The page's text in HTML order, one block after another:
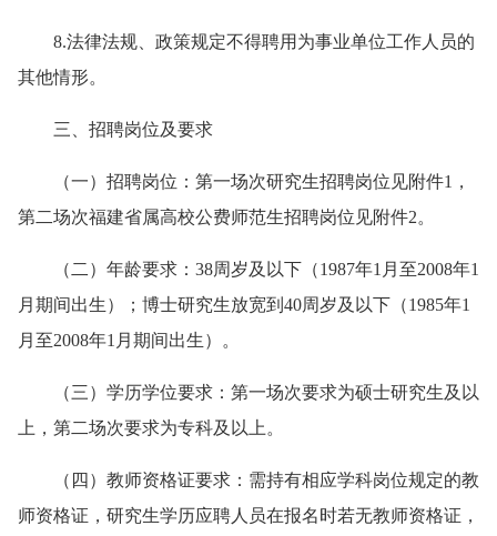
8.法律法规、政策规定不得聘用为事业单位工作人员的
其他情形。
三、招聘岗位及要求
（一） 招聘岗位： 第一场次研究生招聘岗位见附件1，
第二场次福建省属高校公费师范生招聘岗位见附件2。
（二） 年龄要求： 38周岁及以下（1987年1 月至2008年1
月期间出生）
；博士研究生放宽到40周岁及以下（1985年1
月至2008年1 月期间出生） 。
（三） 学历学位要求： 第一场次要求为硕士研究生及以
上，第二场次要求为专科及以上 。
（四） 教师资格证要求：需持有相应学科岗位规定的教
师资格证， 研究生学历应聘人员在报名时若无教师资格证，